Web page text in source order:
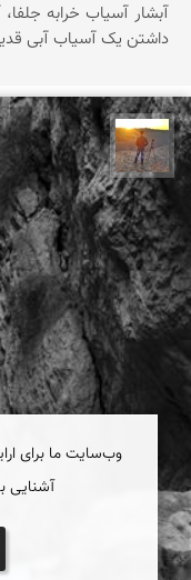
آبشار آسیاب خرابه
داشتن یک آسیاب آبی
مهدی مخلصیان
وب‌سایت ما برای
آشنایی